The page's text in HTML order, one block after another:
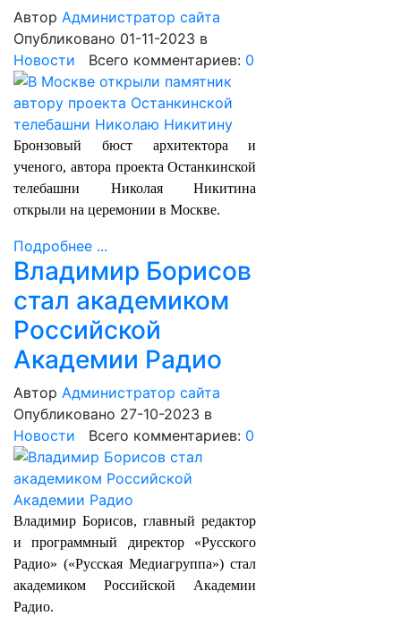
Автор Администратор сайта
Опубликовано 01-11-2023 в
Новости Всего комментариев: 0
Бронзовый бюст архитектора и
ученого, автора проекта Останкинской
телебашни Николая Никитина
открыли на церемонии в Москве.
Подробнее ...
Владимир Борисов
стал академиком
Российской
Академии Радио
Автор Администратор сайта
Опубликовано 27-10-2023 в
Новости Всего комментариев: 0
Владимир Борисов, главный редактор
и программный директор «Русского
Радио» («Русская Медиагруппа») стал
академиком Российской Академии
Радио.